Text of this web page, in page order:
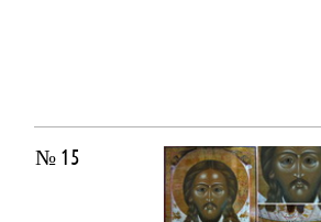
№ 15